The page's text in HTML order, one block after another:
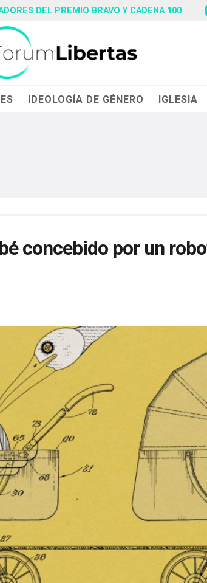
DEL PREMIO BRAVO Y CADENA 100
IDEOLOGÍA DE GÉNERO IGLESIA
concebido por un